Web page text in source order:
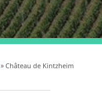
» Château de Kintzheim